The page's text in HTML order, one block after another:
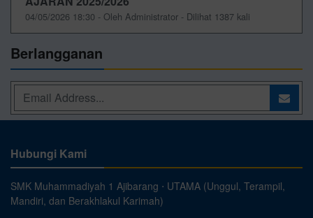
04/05/2026 18:30 - Oleh Administrator - Dilihat 1387 kali
Berlangganan
Hubungi Kami
SMK Muhammadiyah 1 Ajibarang ⋅ UTAMA (Unggul, Terampil,
Mandiri, dan Berakhlakul Karimah)